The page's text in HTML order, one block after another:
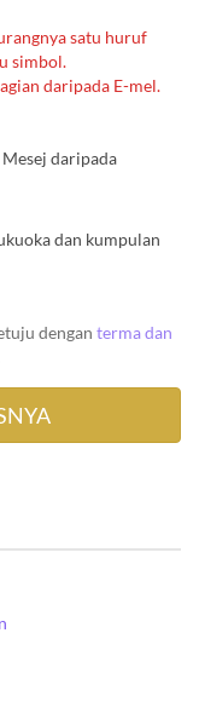
satu huruf
simbol.
daripada E-mel.
Mesej daripada
dan kumpulan
dengan terma dan